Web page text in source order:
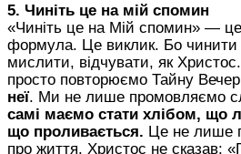
5. Чиніть це на мій спомин
«Чиніть це на Мій спомин» —
формула. Це виклик. Бо
мислити, відчувати, як Христос.
просто повторюємо Тайну
неї. Ми не лише промовляємо
самі маємо стати хлібом, що
що проливається. Це не лише
про життя. Христос не сказав: